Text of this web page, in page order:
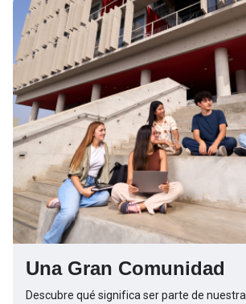
Una Gran Comunidad
Descubre qué significa ser parte de nuestra